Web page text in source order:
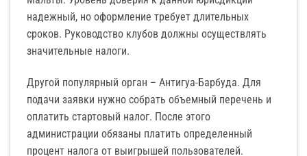
надежный, но оформление требует длительных
сроков. Руководство клубов должны осуществлять
значительные налоги.
Другой популярный орган – Антигуа-Барбуда. Для
подачи заявки нужно собрать объемный перечень и
оплатить стартовый налог. После этого
администрации обязаны платить определенный
процент налога от выигрышей пользователей.